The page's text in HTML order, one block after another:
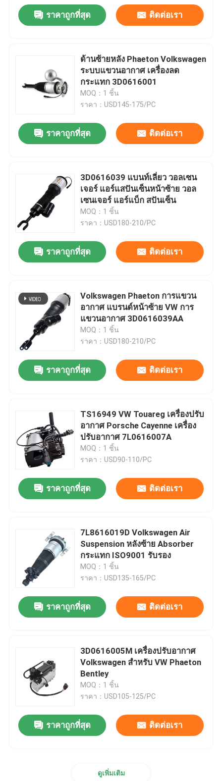
บ้าน
วิดีโอ
เกี่ยวกับเรา
ทัวร์โรงงาน
ติดต่อเรา
ข่าว
ราคาถูกที่สุด ติดต่อเรา
ด้านซ้ายหลัง Phaeton Volkswagen
ระบบแขวนอากาศ เครื่องลด
กระแทก 3D0616001
MOQ：1 ชิ้น
ราคา：USD145-175/PC
ราคาถูกที่สุด ติดต่อเรา
3D0616039 แบนท์เลี่ยว วอลเซน
เจอร์ แอร์แสปันเซ็นหน้าซ้าย วอล
เซนเจอร์ แอร์แบ็ก สปันเซ็น
MOQ：1 ชิ้น
ราคา：USD180-210/PC
ราคาถูกที่สุด ติดต่อเรา
Volkswagen Phaeton การแขวน
อากาศ แบรนด์หน้าซ้าย VW การ
แขวนอากาศ 3D0616039AA
MOQ：1 ชิ้น
ราคา：USD180-210/PC
ราคาถูกที่สุด ติดต่อเรา
TS16949 VW Touareg เครื่องปรับ
อากาศ Porsche Cayenne เครื่อง
ปรับอากาศ 7L0616007A
MOQ：1 ชิ้น
ราคา：USD90-110/PC
ราคาถูกที่สุด ติดต่อเรา
7L8616019D Volkswagen Air
Suspension หลังซ้าย Absorber
กระแทก ISO9001 รับรอง
MOQ：1 ชิ้น
ราคา：USD135-165/PC
ราคาถูกที่สุด ติดต่อเรา
3D0616005M เครื่องปรับอากาศ
Volkswagen สําหรับ VW Phaeton
Bentley
MOQ：1 ชิ้น
ราคา：USD105-125/PC
ราคาถูกที่สุด ติดต่อเรา
ดูเพิ่มเติม